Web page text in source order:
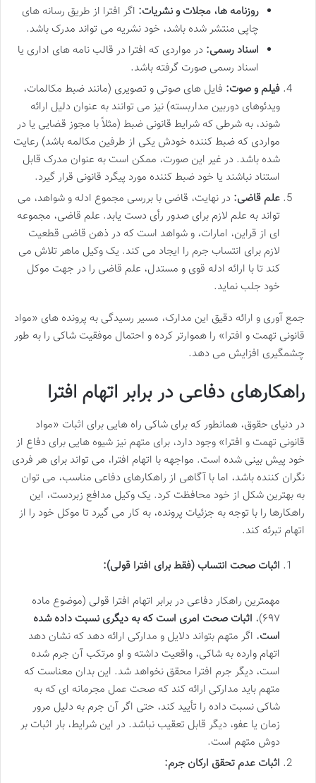
روزنامه ها، مجلات و نشریات: اگر افترا از طریق رسانه های
چاپی منتشر شده باشد، خود نشریه می تواند مدرک باشد.
اسناد رسمی: در مواردی که افترا در قالب نامه های اداری یا
اسناد رسمی صورت گرفته باشد.
فیلم و صوت: فایل های صوتی و تصویری (مانند ضبط مکالمات،
ویدئوهای دوربین مداربسته) نیز می توانند به عنوان دلیل ارائه
شوند، به شرطی که شرایط قانونی ضبط (مثلاً با مجوز قضایی یا در
مواردی که ضبط کننده خودش یکی از طرفین مکالمه باشد) رعایت
شده باشد. در غیر این صورت، ممکن است به عنوان مدرک قابل
استناد نباشند یا خود ضبط کننده مورد پیگرد قانونی قرار گیرد.
علم قاضی: در نهایت، قاضی با بررسی مجموع ادله و شواهد، می
تواند به علم لازم برای صدور رأی دست یابد. علم قاضی، مجموعه
ای از قراین، امارات، و شواهد است که در ذهن قاضی قطعیت
لازم برای انتساب جرم را ایجاد می کند. یک وکیل ماهر تلاش می
کند تا با ارائه ادله قوی و مستدل، علم قاضی را در جهت موکل
خود جلب نماید.
جمع آوری و ارائه دقیق این مدارک، مسیر رسیدگی به پرونده های «مواد
قانونی تهمت و افترا» را هموارتر کرده و احتمال موفقیت شاکی را به طور
چشمگیری افزایش می دهد.
راهکارهای دفاعی در برابر اتهام افترا
در دنیای حقوق، همانطور که برای شاکی راه هایی برای اثبات «مواد
قانونی تهمت و افترا» وجود دارد، برای متهم نیز شیوه هایی برای دفاع از
خود پیش بینی شده است. مواجهه با اتهام افترا، می تواند برای هر فردی
نگران کننده باشد، اما با آگاهی از راهکارهای دفاعی مناسب، می توان
به بهترین شکل از خود محافظت کرد. یک وکیل مدافع زبردست، این
راهکارها را با توجه به جزئیات پرونده، به کار می گیرد تا موکل خود را از
اتهام تبرئه کند.
اثبات صحت انتساب (فقط برای افترا قولی):
مهمترین راهکار دفاعی در برابر اتهام افترا قولی (موضوع ماده
۶۹۷)،
اثبات صحت امری است که به دیگری نسبت داده شده
است. اگر متهم بتواند دلایل و مدارکی ارائه دهد که نشان دهد
اتهام وارده به شاکی، واقعیت داشته و او مرتکب آن جرم شده
است، دیگر جرم افترا محقق نخواهد شد. این بدان معناست که
متهم باید مدارکی ارائه کند که صحت عمل مجرمانه ای که به
شاکی نسبت داده را تأیید کند، حتی اگر آن جرم به دلیل مرور
زمان یا عفو، دیگر قابل تعقیب نباشد. در این شرایط، بار اثبات بر
دوش متهم است.
اثبات عدم تحقق ارکان جرم: